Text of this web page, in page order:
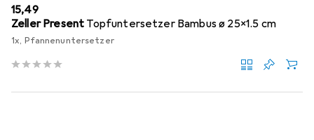
EUR
15,49
Zeller Present Topfuntersetzer Bambus ø 25x1.5 cm
1x, Pfannenuntersetzer